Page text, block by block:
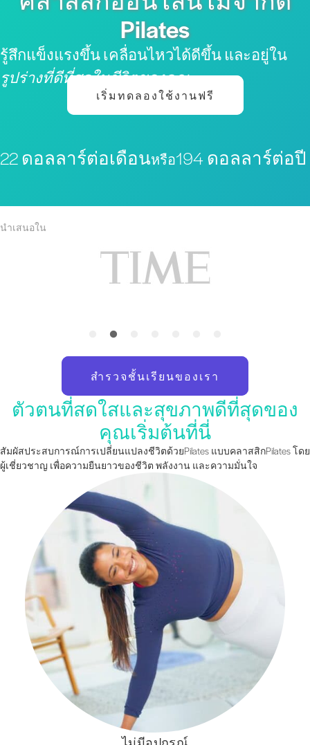
Pilates
รู้สึกแข็งแรงขึ้น เคลื่อนไหวได้ดีขึ้น และอยู่ใน
รูปร่างที่ดีที่สุดในชีวิตของคุณ
เริ่มทดลองใช้งานฟรี
22 ดอลลาร์ต่อเดือนหรือ194 ดอลลาร์ต่อปี
นำเสนอใน
สำรวจชั้นเรียนของเรา
ตัวตนที่สดใสและสุขภาพดีที่สุดของ
คุณเริ่มต้นที่นี่
สัมผัสประสบการณ์การเปลี่ยนแปลงชีวิตด้วยPilates แบบคลาสสิกPilates โดย
ผู้เชี่ยวชาญ เพื่อความยืนยาวของชีวิต พลังงาน และความมั่นใจ